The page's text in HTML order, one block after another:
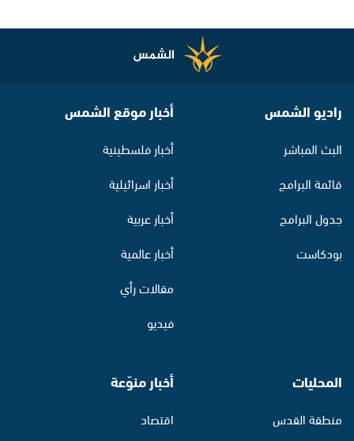
راديو الشمس
البث المباشر
قائمة البرامج
جدول البرامج
بودكاست
أخبار موقع الشمس
أخبار فلسطينية
أخبار اسرائيلية
أخبار عربية
أخبار عالمية
مقالات رأي
فيديو
المحليات
منطقة القدس
أخبار منوّعة
اقتصاد